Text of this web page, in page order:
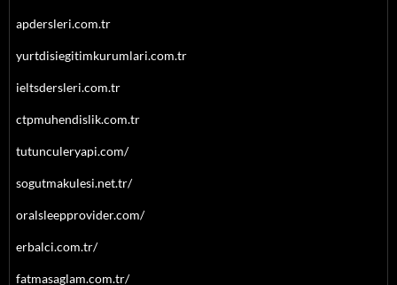
apdersleri.com.tr
yurtdisiegitimkurumlari.com.tr
ieltsdersleri.com.tr
ctpmuhendislik.com.tr
tutunculeryapi.com/
sogutmakulesi.net.tr/
oralsleepprovider.com/
erbalci.com.tr/
fatmasaglam.com.tr/